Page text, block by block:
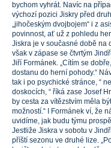
bychom vyhrát. Navíc na
výchozí pozici Jiskry před
„jihočeským dvojbojem“ i z
povinnost, ať už z pohledu
Jiskra je v současné době na
však v zápase se čtvrtým
Jiří Formánek. „Cítím se
dostanu do herní pohody.“
tak i po psychické stránce, “
doskocích, “ říká zase Josef
by cesta za vítězstvím měla
možností.“ I Formánek ví, že
uvidíme, jak budu týmu
Jestliže Jiskra v sobotu v
příští sezonu ve druhé lize.